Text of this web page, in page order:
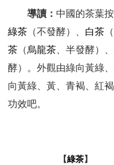
導讀： 中國的茶葉
綠茶 （不發酵）、 白茶
茶 （烏龍茶 、半發酵）、
酵）。外觀由綠向黃綠
向黃綠、黃、青褐、紅
功效吧。
【綠茶】